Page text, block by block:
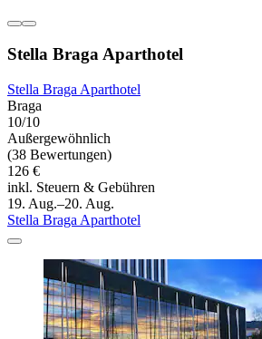
Stella Braga Aparthotel
Stella Braga Aparthotel
Braga
10/10
Außergewöhnlich
(38 Bewertungen)
126 €
inkl. Steuern & Gebühren
19. Aug.–20. Aug.
Stella Braga Aparthotel